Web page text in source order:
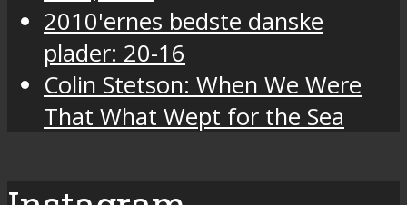
2010'ernes bedste danske
plader: 20-16
Colin Stetson: When We Were
That What Wept for the Sea